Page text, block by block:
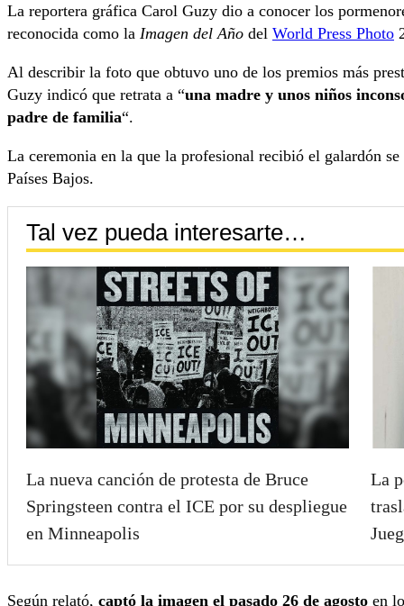
La reportera gráfica Carol Guzy dio a conocer los
reconocida como la Imagen del Año del World Press Photo
Al describir la foto que obtuvo uno de los premios más
Guzy indicó que retrata a “una madre y unos niños
padre de familia“.
La ceremonia en la que la profesional recibió el galardón
Países Bajos.
Tal vez pueda interesarte…
La nueva canción de protesta de Bruce
Springsteen contra el ICE por su despliegue
en Minneapolis
La
Según relató, captó la imagen el pasado 26 de agosto en